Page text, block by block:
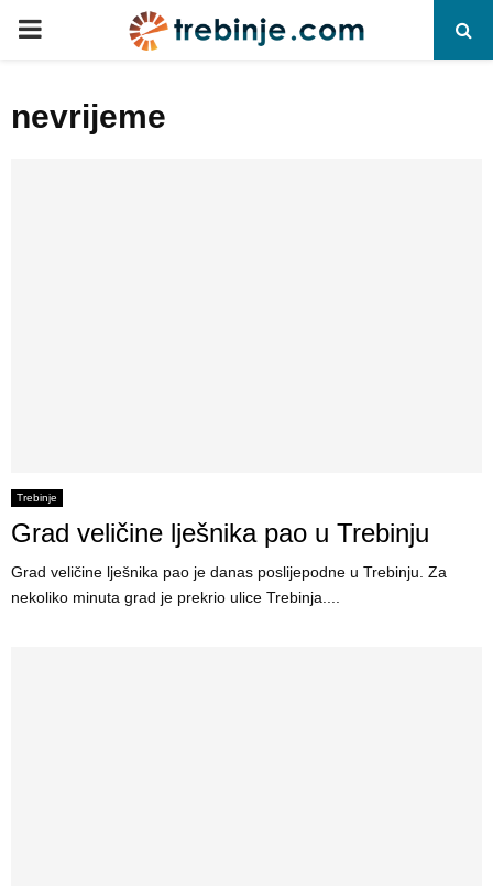
P
E
N
nevrijeme
Trebinje
Grad veličine lješnika pao u Trebinju
Grad veličine lješnika pao je danas poslijepodne u Trebinju. Za
nekoliko minuta grad je prekrio ulice Trebinja....